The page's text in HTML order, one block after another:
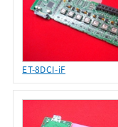
ET-8DCI-iF